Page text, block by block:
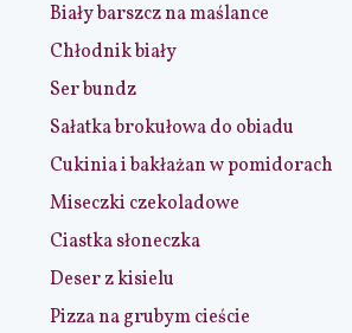
Biały barszcz na maślance
Chłodnik biały
Ser bundz
Sałatka brokułowa do obiadu
Cukinia i bakłażan w pomidorach
Miseczki czekoladowe
Ciastka słoneczka
Deser z kisielu
Pizza na grubym cieście